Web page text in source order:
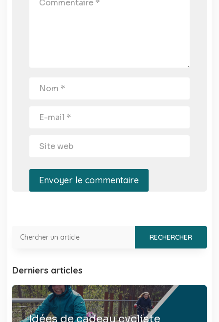
Envoyer le commentaire
Derniers articles
Idées de cadeau cycliste